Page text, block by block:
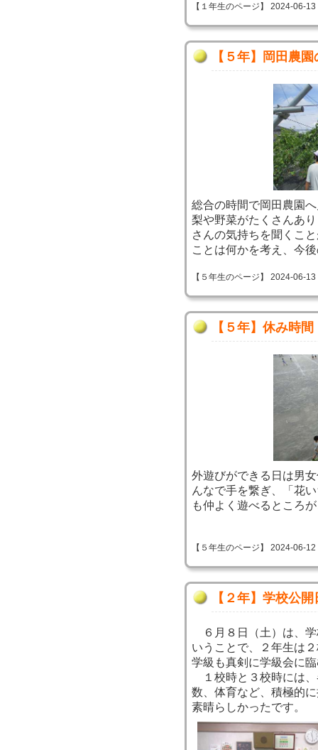
【１年生のページ】 2024-06-
【５年】岡田農
総合の時間で岡田農園
梨や野菜がたくさんあ
さんの気持ちを聞くこ
ことは何かを考え、今
【５年生のページ】 2024-06-
【５年】休み時間
外遊びができる日は男
んなで手を繋ぎ、「花
も仲よく遊べるところ
【５年生のページ】 2024-06-
【２年】学校公開
６月８日（土）は、学
いうことで、２年生は
学級も真剣に学級会に
１校時と３校時には、
数、体育など、積極的
素晴らしかったです。